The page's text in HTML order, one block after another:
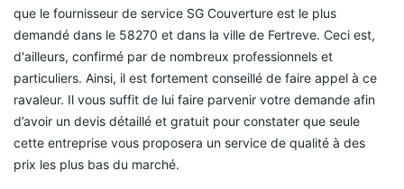
que le fournisseur de service SG Couverture est le plus
demandé dans le 58270 et dans la ville de Fertreve. Ceci est,
d'ailleurs, confirmé par de nombreux professionnels et
particuliers. Ainsi, il est fortement conseillé de faire appel à ce
ravaleur. Il vous suffit de lui faire parvenir votre demande afin
d’avoir un devis détaillé et gratuit pour constater que seule
cette entreprise vous proposera un service de qualité à des
prix les plus bas du marché.